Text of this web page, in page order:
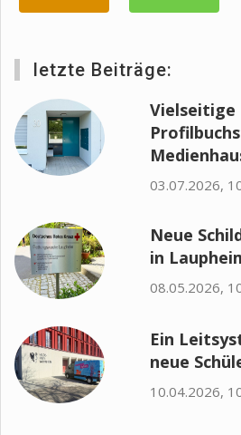
letzte Beiträge:
Vielseitige
03.07.2026,
Neue
in
08.05.2026,
Ein
neue
10.04.2026,